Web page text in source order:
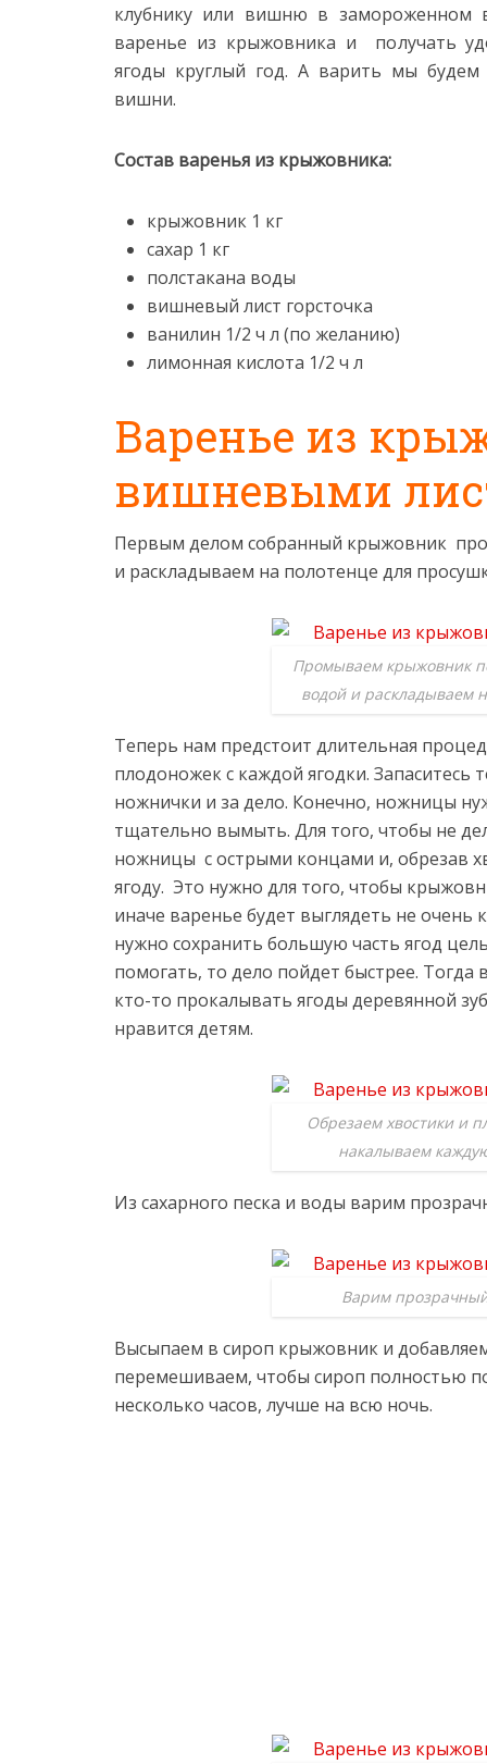
клубнику или вишню в замороженном
варенье из крыжовника и получать
ягоды круглый год. А варить мы
вишни.
Состав варенья из крыжовника:
крыжовник 1 кг
сахар 1 кг
полстакана воды
вишневый лист горсточка
ванилин 1/2 ч л (по желанию)
лимонная кислота 1/2 ч л
Варенье из
вишневыми
Первым делом собранный крыжовник
и раскладываем на полотенце для
Промываем крыжовник
водой и раскладываем
Теперь нам предстоит длительная
плодоножек с каждой ягодки.
ножнички и за дело. Конечно, ножницы
тщательно вымыть. Для того, чтобы не
ножницы с острыми концами и, обрезав
ягоду. Это нужно для того, чтобы
иначе варенье будет выглядеть не
нужно сохранить большую часть ягод
помогать, то дело пойдет быстрее. Тогда
кто-то прокалывать ягоды деревянной
нравится детям.
Обрезаем хвостики и
накалываем
Из сахарного песка и воды варим
Варим
Высыпаем в сироп крыжовник и
перемешиваем, чтобы сироп полностью
несколько часов, лучше на всю ночь.